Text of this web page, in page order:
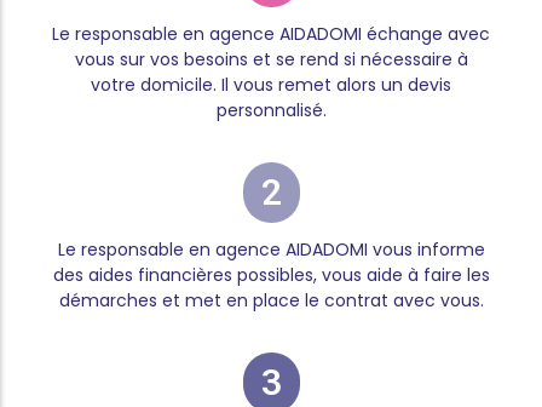
Le responsable en agence AIDADOMI échange avec
vous sur vos besoins et se rend si nécessaire à
votre domicile. Il vous remet alors un devis
personnalisé.
2
Le responsable en agence AIDADOMI vous informe
des aides financières possibles, vous aide à faire les
démarches et met en place le contrat avec vous.
3